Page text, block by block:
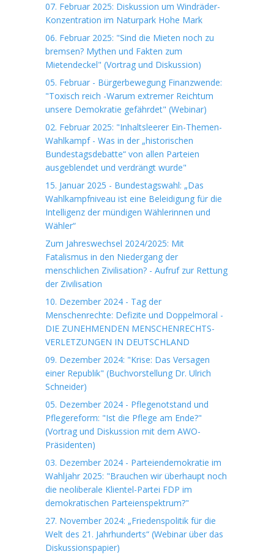
07. Februar 2025: Diskussion um Windräder-
Konzentration im Naturpark Hohe Mark
06. Februar 2025: "Sind die Mieten noch zu
bremsen? Mythen und Fakten zum
Mietendeckel" (Vortrag und Diskussion)
05. Februar - Bürgerbewegung Finanzwende:
"Toxisch reich -Warum extremer Reichtum
unsere Demokratie gefährdet" (Webinar)
02. Februar 2025: "Inhaltsleerer Ein-Themen-
Wahlkampf - Was in der „historischen
Bundestagsdebatte“ von allen Parteien
ausgeblendet und verdrängt wurde"
15. Januar 2025 - Bundestagswahl: „Das
Wahlkampfniveau ist eine Beleidigung für die
Intelligenz der mündigen Wählerinnen und
Wähler“
Zum Jahreswechsel 2024/2025: Mit
Fatalismus in den Niedergang der
menschlichen Zivilisation? - Aufruf zur Rettung
der Zivilisation
10. Dezember 2024 - Tag der
Menschenrechte: Defizite und Doppelmoral -
DIE ZUNEHMENDEN MENSCHENRECHTS-
VERLETZUNGEN IN DEUTSCHLAND
09. Dezember 2024: "Krise: Das Versagen
einer Republik" (Buchvorstellung Dr. Ulrich
Schneider)
05. Dezember 2024 - Pflegenotstand und
Pflegereform: "Ist die Pflege am Ende?"
(Vortrag und Diskussion mit dem AWO-
Präsidenten)
03. Dezember 2024 - Parteiendemokratie im
Wahljahr 2025: "Brauchen wir überhaupt noch
die neoliberale Klientel-Partei FDP im
demokratischen Parteienspektrum?"
27. November 2024: „Friedenspolitik für die
Welt des 21. Jahrhunderts“ (Webinar über das
Diskussionspapier)